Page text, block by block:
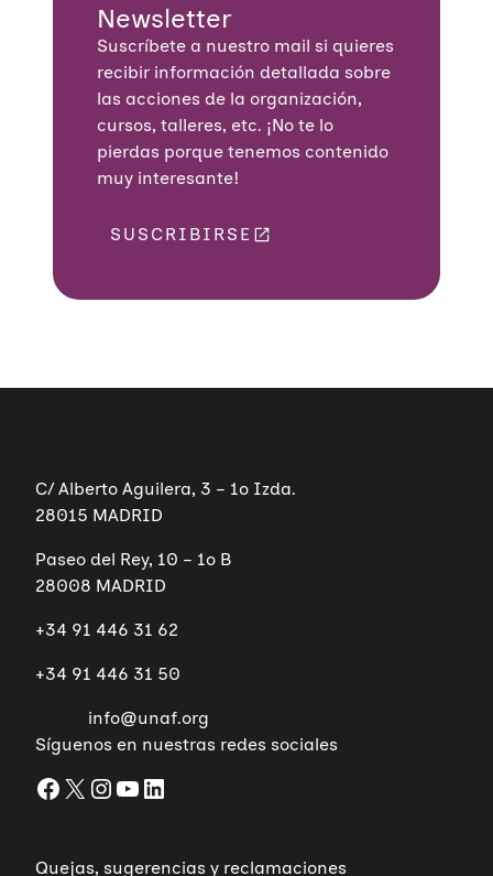
Newsletter
Suscríbete a nuestro mail si quieres
recibir información detallada sobre
las acciones de la organización,
cursos, talleres, etc. ¡No te lo
pierdas porque tenemos contenido
muy interesante!
SUSCRIBIRSE
C/ Alberto Aguilera, 3 – 1º Izda.
28015 MADRID
Paseo del Rey, 10 – 1º B
28008 MADRID
+34 91 446 31 62
+34 91 446 31 50
info@unaf.org
Síguenos en nuestras redes sociales
Facebook X InstagramYouTube LinkedIn
Quejas, sugerencias y reclamaciones